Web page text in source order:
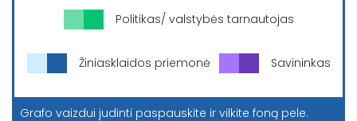
Politikas/ valstybės tarnautojas
Žiniasklaidos priemonė Savininkas
Grafo vaizdui judinti paspauskite ir vilkite foną pele.